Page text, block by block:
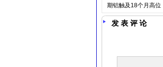
期铝触及18个月高位
发 表 评 论